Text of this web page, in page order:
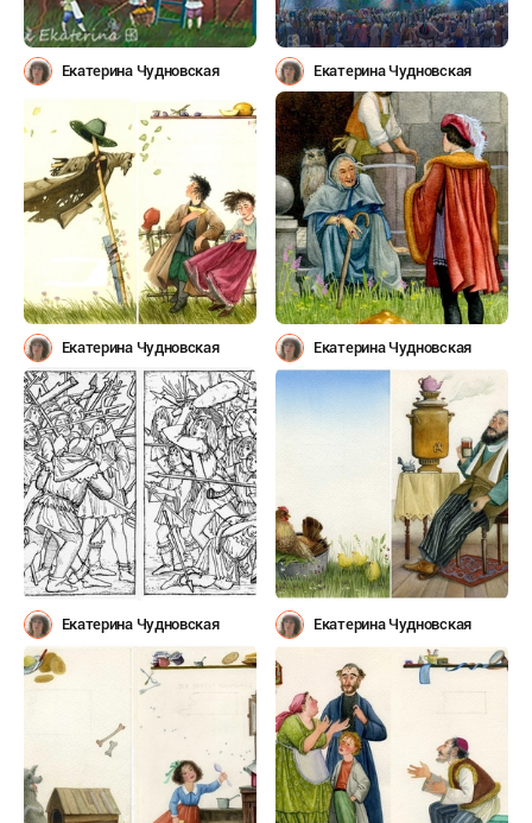
Екатерина Чудновская Екатерина Чудновская
Екатерина Чудновская Екатерина Чудновская
Екатерина Чудновская Екатерина Чудновская